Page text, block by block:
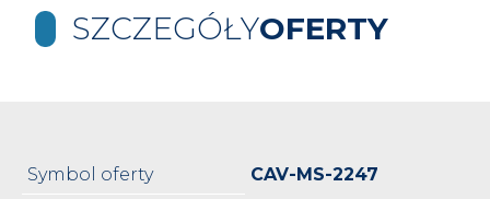
SZCZEGÓŁYOFERTY
Symbol oferty
CAV-MS-2247